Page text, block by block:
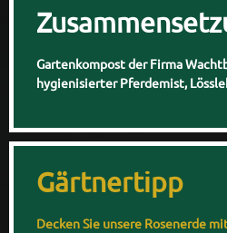
Gartenkompost der Firma
hygienisierter Pferdemist,
Gärtnertipp
Decken Sie unsere Rosenerde